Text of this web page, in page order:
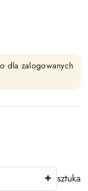
dla zalogowanych
sztuka